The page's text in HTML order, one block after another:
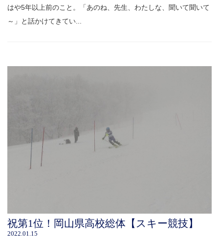
はや5年以上前のこと。「あのね、先生、わたしな、聞いて聞いて
～」と話かけてきてい...
祝第1位！岡山県高校総体【スキー競技】
2022.01.15